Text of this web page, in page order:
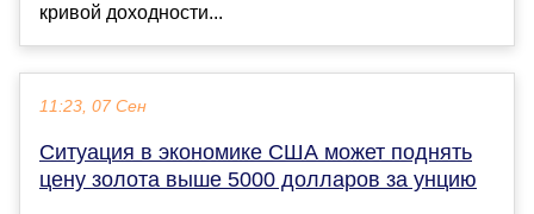
кривой доходности...
11:23, 07 Сен
Ситуация в экономике США может поднять
цену золота выше 5000 долларов за унцию